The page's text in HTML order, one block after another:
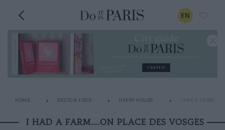
EN
HOME RESTO & FOOD HAPPY HOURS
I HAD A FARM….ON PLACE DES VOSGES